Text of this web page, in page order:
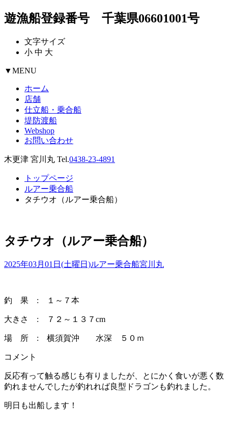
遊漁船登録番号 千葉県06601001号
文字サイズ
小 中 大
▼MENU
ホーム
店舗
仕立船・乗合船
堤防渡船
Webshop
お問い合わせ
木更津 宮川丸 Tel.0438-23-4891
トップページ
ルアー乗合船
タチウオ（ルアー乗合船）
タチウオ（ルアー乗合船）
2025年03月01日(土曜日)ルアー乗合船宮川丸
釣 果 : １～７本
大きさ : ７２～１３７cm
場 所 : 横須賀沖 水深 ５０ｍ
コメント
反応有って触る感じも有りましたが、とにかく食いが悪く数
釣れませんでしたが釣れれば良型ドラゴンも釣れました。
明日も出船します！